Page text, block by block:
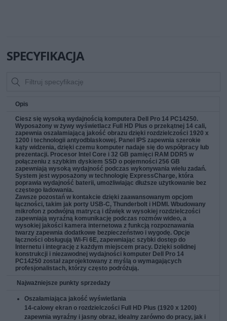
SPECYFIKACJA
Opis
Ciesz się wysoką wydajnością komputera Dell Pro 14 PC14250.
Wyposażony w żywy wyświetlacz Full HD Plus o przekątnej 14 cali,
zapewnia oszałamiającą jakość obrazu dzięki rozdzielczości 1920 x
1200 i technologii antyodblaskowej. Panel IPS zapewnia szerokie
kąty widzenia, dzięki czemu komputer nadaje się do współpracy lub
prezentacji. Procesor Intel Core i 32 GB pamięci RAM DDR5 w
połączeniu z szybkim dyskiem SSD o pojemności 256 GB
zapewniają wysoką wydajność podczas wykonywania wielu zadań.
System jest wyposażony w technologię ExpressCharge, która
poprawia wydajność baterii, umożliwiając dłuższe użytkowanie bez
częstego ładowania.
Zawsze pozostań w kontakcie dzięki zaawansowanym opcjom
łączności, takim jak porty USB-C, Thunderbolt i HDMI. Wbudowany
mikrofon z podwójną matrycą i dźwięk w wysokiej rozdzielczości
zapewniają wyraźną komunikację podczas rozmów wideo, a
wysokiej jakości kamera internetowa z funkcją rozpoznawania
twarzy zapewnia dodatkowe bezpieczeństwo i wygodę. Opcje
łączności obsługują Wi-Fi 6E, zapewniając szybki dostęp do
Internetu i integrację z każdym miejscem pracy. Dzięki solidnej
konstrukcji i niezawodnej wydajności komputer Dell Pro 14
PC14250 został zaprojektowany z myślą o wymagających
profesjonalistach, którzy często podróżują.
Najważniejsze punkty sprzedaży
Oszałamiająca jakość wyświetlania
14-calowy ekran o rozdzielczości Full HD Plus (1920 x 1200)
zapewnia wyraźny i jasny obraz, idealny zarówno do pracy, jak i